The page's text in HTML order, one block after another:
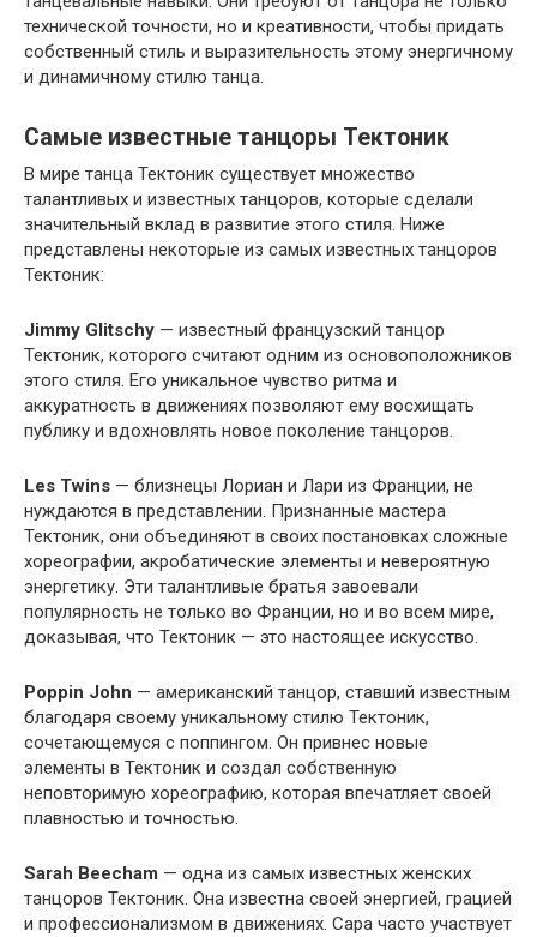
технической точности, но и креативности, чтобы придать
собственный стиль и выразительность этому энергичному
и динамичному стилю танца.
Самые известные танцоры Тектоник
В мире танца Тектоник существует множество
талантливых и известных танцоров, которые сделали
значительный вклад в развитие этого стиля. Ниже
представлены некоторые из самых известных танцоров
Тектоник:
Jimmy Glitschy — известный французский танцор
Тектоник, которого считают одним из основоположников
этого стиля. Его уникальное чувство ритма и
аккуратность в движениях позволяют ему восхищать
публику и вдохновлять новое поколение танцоров.
Les Twins — близнецы Лориан и Лари из Франции, не
нуждаются в представлении. Признанные мастера
Тектоник, они объединяют в своих постановках сложные
хореографии, акробатические элементы и невероятную
энергетику. Эти талантливые братья завоевали
популярность не только во Франции, но и во всем мире,
доказывая, что Тектоник — это настоящее искусство.
Poppin John — американский танцор, ставший известным
благодаря своему уникальному стилю Тектоник,
сочетающемуся с поппингом. Он привнес новые
элементы в Тектоник и создал собственную
неповторимую хореографию, которая впечатляет своей
плавностью и точностью.
Sarah Beecham — одна из самых известных женских
танцоров Тектоник. Она известна своей энергией, грацией
и профессионализмом в движениях. Сара часто участвует